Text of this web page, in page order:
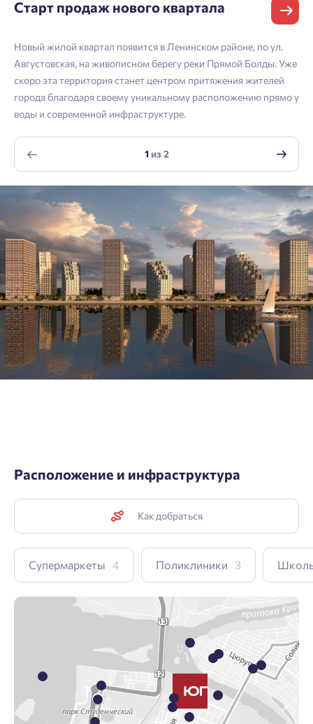
Email
Согласен получать информационную рассылку
Отправить
Старт продаж нового квартала
Новый жилой квартал появится в Ленинском районе, по ул.
Августовская, на живописном берегу реки Прямой Болды. Уже
скоро эта территория станет центром притяжения жителей
города благодаря своему уникальному расположению прямо у
воды и современной инфраструктуре.
1из2
Расположение и инфраструктура
Как добраться
Супермаркеты 4 Поликлиники 3
Согласен получать информационную рассылку
Отправить
Личный кабинет
Введите номер телефона, чтобы войти или
зарегистрироваться.
Телефон
Нажимая кнопку «Отправить», вы даёте согласие на обработку
персональных данных.
Подтвердить
Личный кабинет
Мы отправили код на номер .
Отправить